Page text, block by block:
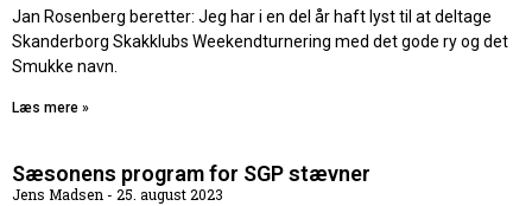
Jan Rosenberg beretter: Jeg har i en del år haft lyst til at deltage
Skanderborg Skakklubs Weekendturnering med det gode ry og det
Smukke navn.
Læs mere »
Sæsonens program for SGP stævner
Jens Madsen
25. august 2023